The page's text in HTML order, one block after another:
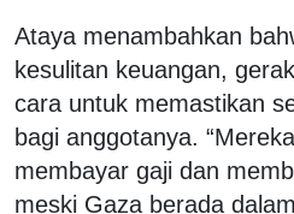
Ataya menambahkan
kesulitan keuangan,
cara untuk memastikan
bagi anggotanya.
membayar gaji dan
meski Gaza berada